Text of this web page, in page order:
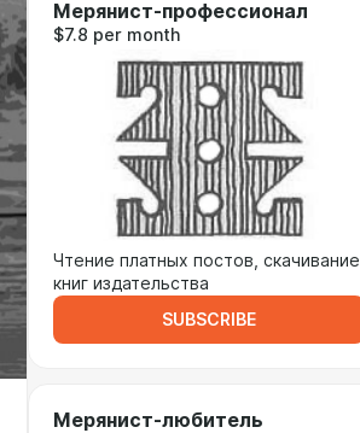
Мерянист-профессионал
$7.8 per month
Чтение платных постов, скачивание
книг издательства
SUBSCRIBE
Мерянист-любитель